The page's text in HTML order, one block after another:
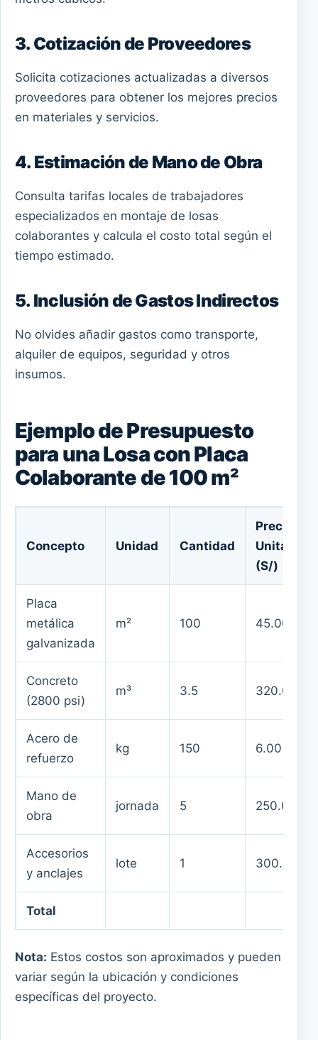
3. Cotización de Proveedores
Solicita cotizaciones actualizadas a diversos
proveedores para obtener los mejores precios
en materiales y servicios.
4. Estimación de Mano de Obra
Consulta tarifas locales de trabajadores
especializados en montaje de losas
colaborantes y calcula el costo total según el
tiempo estimado.
5. Inclusión de Gastos Indirectos
No olvides añadir gastos como transporte,
alquiler de equipos, seguridad y otros
insumos.
Ejemplo de Presupuesto
para una Losa con Placa
Colaborante de 100 m²
Concepto Unidad Cantidad
Precio
Unitario
(S/)
Placa
metálica
galvanizada
m² 100 45.00
Concreto
(2800 psi)
m³ 3.5 320.00
Acero de
refuerzo
kg 150 6.00
Mano de
obra
jornada 5 250.00
Accesorios
y anclajes
lote 1 300.00
Total
Nota: Estos costos son aproximados y pueden
variar según la ubicación y condiciones
específicas del proyecto.